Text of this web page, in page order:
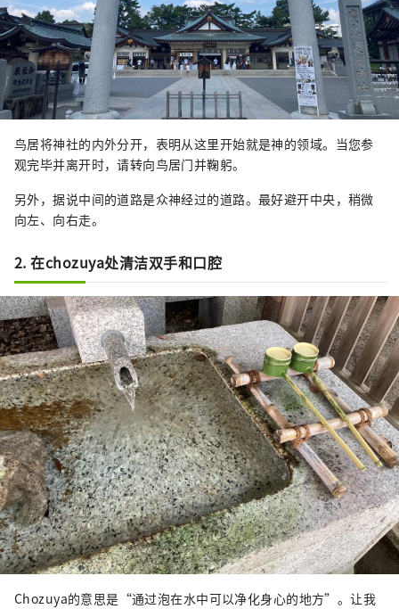
鸟居将神社的内外分开，表明从这里开始就是神的领域。当您参
观完毕并离开时，请转向鸟居门并鞠躬。
另外，据说中间的道路是众神经过的道路。最好避开中央，稍微
向左、向右走。
2. 在chozuya处清洁双手和口腔
Chozuya的意思是“通过泡在水中可以净化身心的地方”。让我